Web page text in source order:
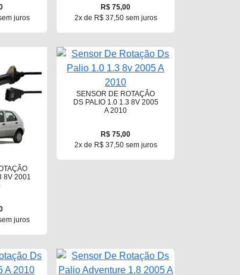
juros
R$ 75,00
2x de R$ 37,50 sem juros
8V 2001
juros
SENSOR DE ROTAÇÃO
DS PALIO 1.0 1.3 8V 2005
A 2010
R$ 75,00
2x de R$ 37,50 sem juros